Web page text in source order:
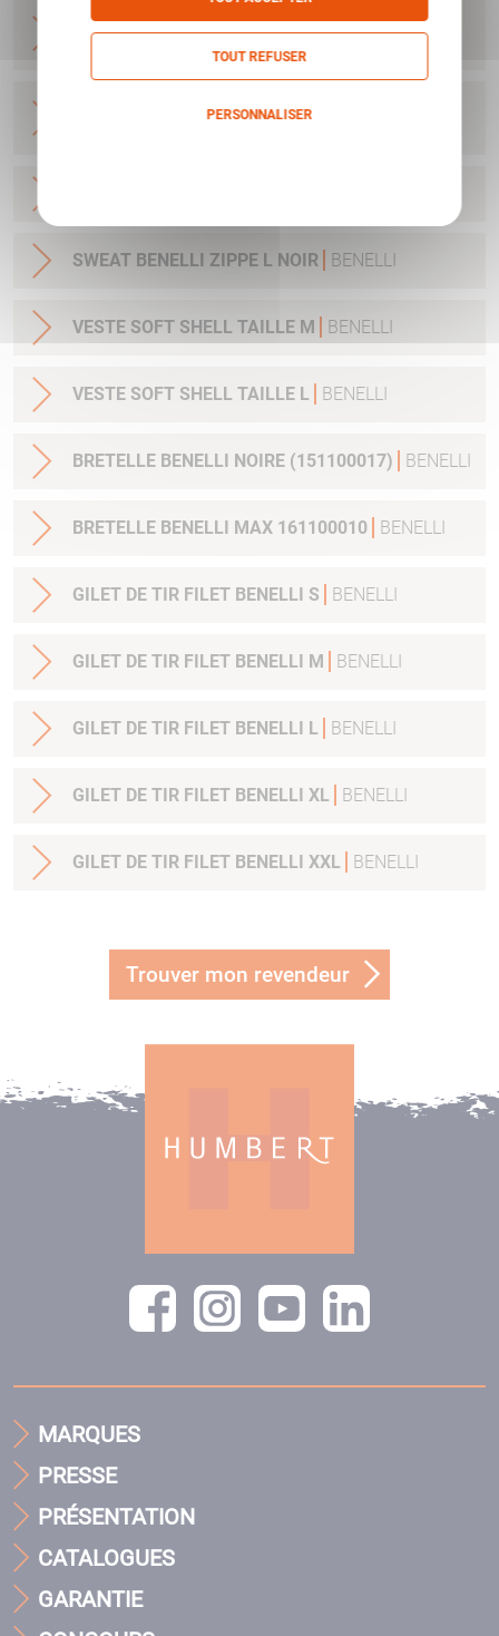
FOURREAU BENELLI FUSIL NEW GREEN/BLACK
FOURREAU BENELLI CARABINE NEW GREEN /
SWEAT BENELLI ZIPPE L NOIR BENELLI
VESTE SOFT SHELL TAILLE M BENELLI
VESTE SOFT SHELL TAILLE L BENELLI
BRETELLE BENELLI NOIRE (151100017) BENELLI
BRETELLE BENELLI MAX 161100010 BENELLI
GILET DE TIR FILET BENELLI S BENELLI
GILET DE TIR FILET BENELLI M BENELLI
GILET DE TIR FILET BENELLI L BENELLI
GILET DE TIR FILET BENELLI XL BENELLI
GILET DE TIR FILET BENELLI XXL BENELLI
Trouver mon revendeur
MARQUES
PRESSE
PRÉSENTATION
CATALOGUES
GARANTIE
TOUT REFUSER
PERSONNALISER